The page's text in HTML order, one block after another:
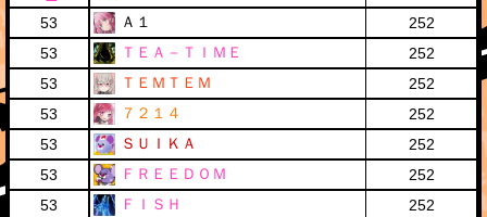
53 Ａ１
252
53
ＴＥＡ－ＴＩＭＥ
252
53
ＴＥＭＴＥＭ
252
53
７２１４
252
53
ＳＵＩＫＡ
252
53
ＦＲＥＥＤＯＭ
252
53
ＦＩＳＨ
252